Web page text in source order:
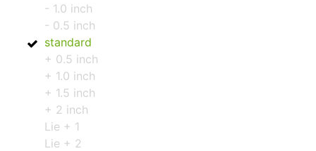
- 1.0 inch
- 0.5 inch
standard
+ 0.5 inch
+ 1.0 inch
+ 1.5 inch
+ 2 inch
Lie + 1
Lie + 2